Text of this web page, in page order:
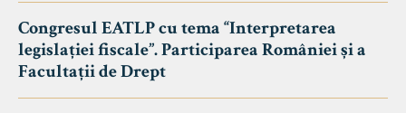
Congresul EATLP cu tema “Interpretarea
legislației fiscale”. Participarea României și a
Facultații de Drept